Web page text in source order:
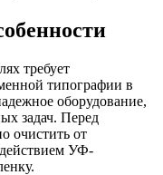
требует
типографии в
оборудование,
задач. Перед
очистить от
УФ-